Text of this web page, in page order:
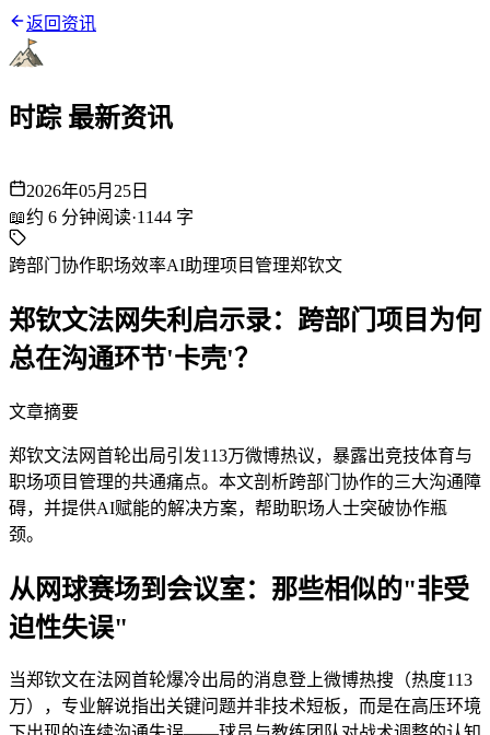
返回资讯
时踪 最新资讯
2026年05月25日
📖约 6 分钟阅读·1144 字
跨部门协作职场效率AI助理项目管理郑钦文
郑钦文法网失利启示录：跨部门项目为何
总在沟通环节'卡壳'？
文章摘要
郑钦文法网首轮出局引发113万微博热议，暴露出竞技体育与
职场项目管理的共通痛点。本文剖析跨部门协作的三大沟通障
碍，并提供AI赋能的解决方案，帮助职场人士突破协作瓶
颈。
从网球赛场到会议室：那些相似的"非受
迫性失误"
当郑钦文在法网首轮爆冷出局的消息登上微博热搜（热度113
万），专业解说指出关键问题并非技术短板，而是在高压环境